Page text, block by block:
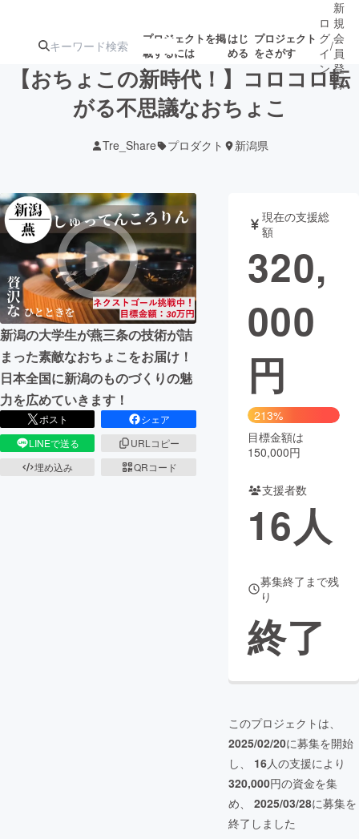
プロジェクトを掲
載するには
はじ
める
プロジェクト
をさがす
ターン
注目の新着プロ
ジェクト
募集終了が近いプ
ロジェクト
アート・写真 音楽
テクノロジー・ガジェット ゲーム・サ
映像・映画
ビジネス・起業
まちづくり・地域活性化
CAMPFIRE for Social Good
CAMPFIRE Creation
CAMPFIREふるさと納税
コミュニティ
ロ
グ
イ
ン
/
新
規
会
員
登
録
【おちょこの新時代！】コロコロ転
がる不思議なおちょこ
Tre_Share プロダクト 新潟県
新潟の大学生が燕三条の技術が詰
まった素敵なおちょこをお届け！
日本全国に新潟のものづくりの魅
力を広めていきます！
ポスト
シェア
LINEで送る
URLコピー
埋め込み
QRコード
現在の支援総
額
320,
000
円
213%
目標金額は
150,000円
支援者数
16人
募集終了まで残
り
終了
このプロジェクトは、
2025/02/20に募集を開始
し、 16人の支援により
320,000円の資金を集
め、 2025/03/28に募集を
終了しました